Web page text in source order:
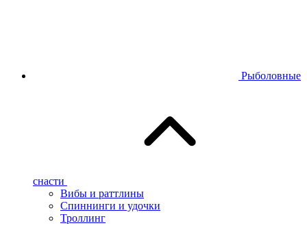
Рыболовные
снасти
Вибы и раттлины
Спиннинги и удочки
Троллинг